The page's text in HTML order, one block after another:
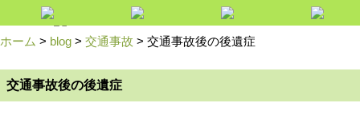
ホーム > blog > 交通事故 > 交通事故後の後遺症
交通事故後の後遺症